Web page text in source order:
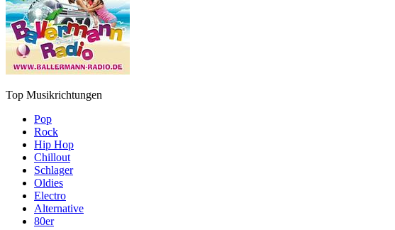
Top Musikrichtungen
Pop
Rock
Hip Hop
Chillout
Schlager
Oldies
Electro
Alternative
80er